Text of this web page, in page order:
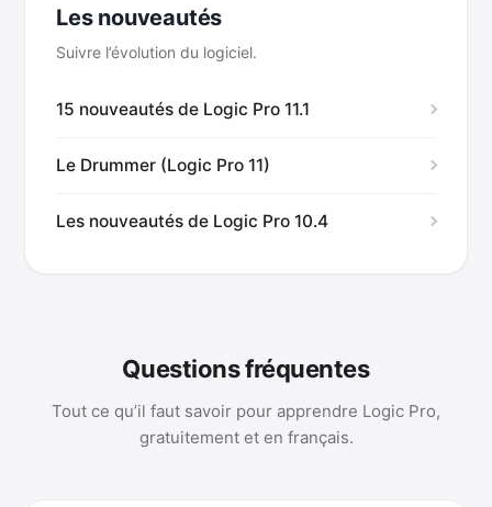
Les nouveautés
Suivre l’évolution du logiciel.
15 nouveautés de Logic Pro 11.1
Le Drummer (Logic Pro 11)
Les nouveautés de Logic Pro 10.4
Questions fréquentes
Tout ce qu’il faut savoir pour apprendre Logic Pro,
gratuitement et en français.